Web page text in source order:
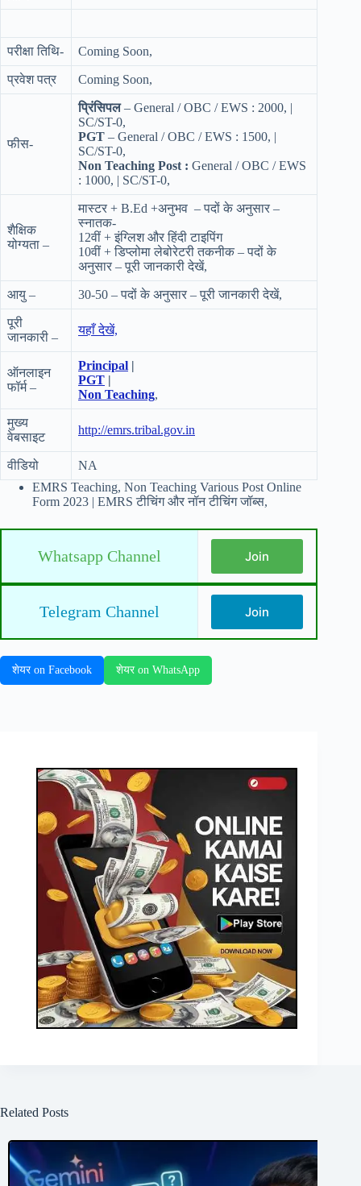
परीक्षा तिथि- Coming Soon,
प्रवेश पत्र Coming Soon,
फीस-
प्रिंसिपल– General / OBC / EWS : 2000, |
SC/ST-0,
PGT – General / OBC / EWS : 1500, |
SC/ST-0,
Non Teaching Post : General / OBC / EWS
: 1000, | SC/ST-0,
शैक्षिक
योग्यता –
मास्टर + B.Ed +अनुभव – पदों के अनुसार –
स्नातक-
12वीं + इंग्लिश और हिंदी टाइपिंग
10वीं + डिप्लोमा लेबोरेटरी तकनीक – पदों के
अनुसार – पूरी जानकारी देखें,
आयु – 30-50 – पदों के अनुसार – पूरी जानकारी देखें,
पूरी
जानकारी –
यहाँ देखें,
ऑनलाइन
फॉर्म –
Principal |
PGT |
Non Teaching,
मुख्य
वेबसाइट
http://emrs.tribal.gov.in
वीडियो
NA
EMRS Teaching, Non Teaching Various Post Online
Form 2023 | EMRS टीचिंग और नॉन टीचिंग जॉब्स,
Whatsapp Channel Join
Telegram Channel Join
शेयर on Facebook शेयर on WhatsApp
Related Posts